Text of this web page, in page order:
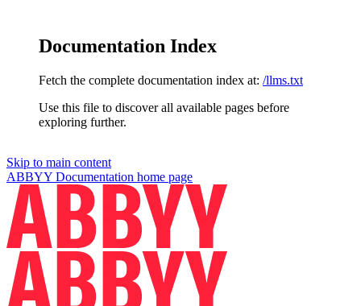
Documentation Index
Fetch the complete documentation index at: /llms.txt
Use this file to discover all available pages before
exploring further.
Skip to main content
ABBYY Documentation home page